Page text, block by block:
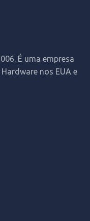
É uma empresa
nos EUA e